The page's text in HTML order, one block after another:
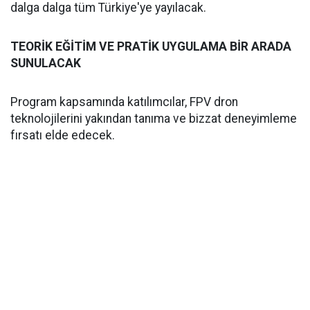
dalga dalga tüm Türkiye'ye yayılacak.
TEORİK EĞİTİM VE PRATİK UYGULAMA BİR ARADA
SUNULACAK
Program kapsamında katılımcılar, FPV dron
teknolojilerini yakından tanıma ve bizzat deneyimleme
fırsatı elde edecek.